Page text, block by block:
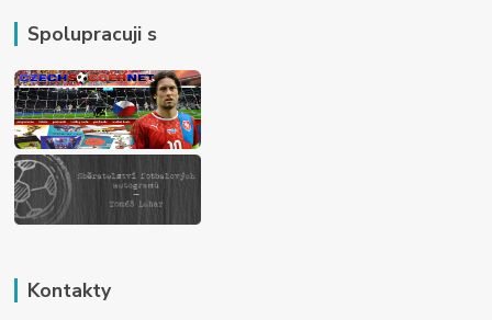
Spolupracuji s
Kontakty